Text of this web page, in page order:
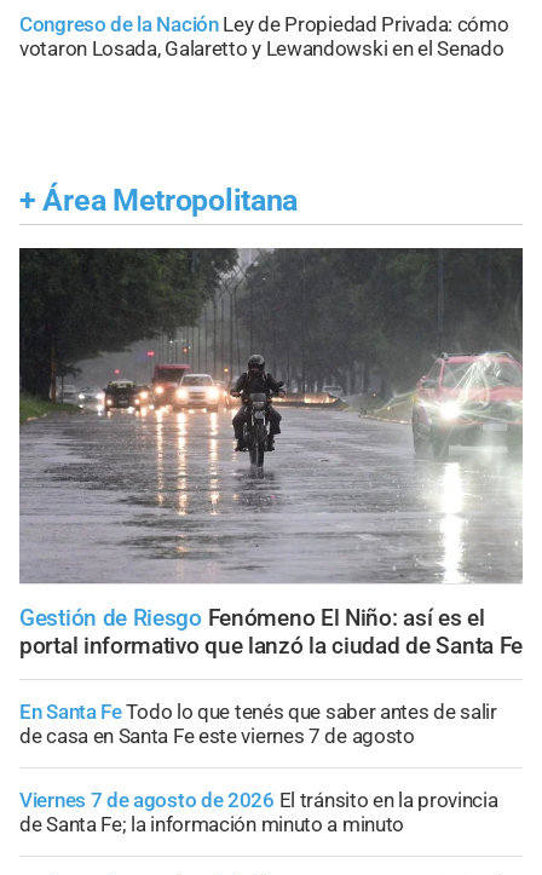
Congreso de la Nación Ley de Propiedad Privada: cómo
votaron Losada, Galaretto y Lewandowski en el Senado
+ Área Metropolitana
Gestión de Riesgo Fenómeno El Niño: así es el
portal informativo que lanzó la ciudad de Santa Fe
En Santa FeTodo lo que tenés que saber antes de salir
de casa en Santa Fe este viernes 7 de agosto
Viernes 7 de agosto de 2026 El tránsito en la provincia
de Santa Fe; la información minuto a minuto